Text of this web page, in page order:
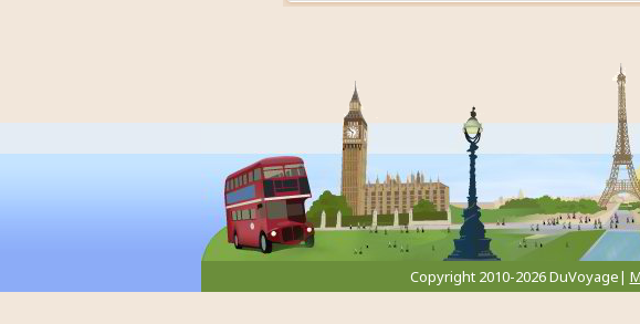
Copyright 2010-2026 DuVoyage|